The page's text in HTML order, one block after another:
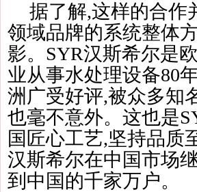
据了解,这样的合作
领域品牌的系统整体
影。SYR汉斯希尔是
业从事水处理设备80
洲广受好评,被众多知
也毫不意外。这也是
国匠心工艺,坚持品质
汉斯希尔在中国市场
到中国的千家万户。